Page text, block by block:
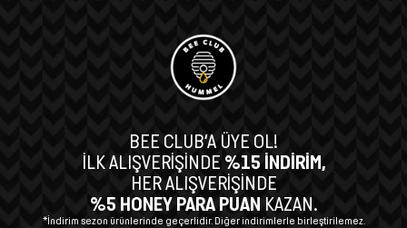
BEE CLUB’A ÜYE OL!
İLK ALIŞVERİŞİNDE %15 İNDİRİM,
HER ALIŞVERİŞİNDE
%5 HONEY PARA PUAN KAZAN.
*İndirim sezon ürünlerinde geçerlidir. Diğer indirimlerle birleştirilemez.